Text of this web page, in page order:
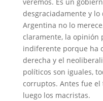
desgraciadamente y
Argentina no lo
claramente, la opinión
indiferente porque ha
derecha y el
políticos son iguales,
corruptos. Antes fue
luego los macristas.